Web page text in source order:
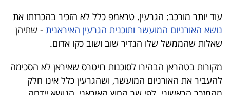
מייל
אדום
פרסמו
עוד יותר מורכב: הגרעין. טראמפ כלל לא הזכיר בהכרזתו את
נושא האורניום המועשר ותוכנית הגרעין האיראנית - שתיהן
שאלות שהממשל שלו הגדיר שוב ושוב כקו אדום.
מקורות בטהראן הבהירו לסוכנות רויטרס שאיראן לא הסכימה
להעביר את האורניום המועשר, ושהגרעין כלל אינו חלק